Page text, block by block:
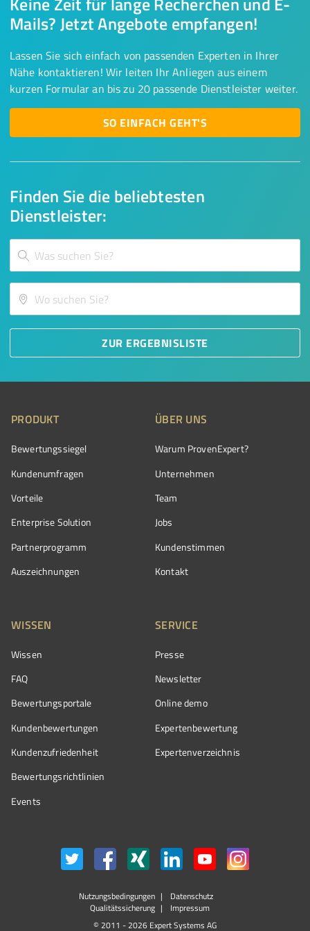
Finden Sie die beliebtesten
Dienstleister:
ZUR ERGEBNISLISTE
Mails? Jetzt Angebote empfangen!
Lassen Sie sich einfach von passenden Experten in Ihrer
Nähe kontaktieren! Wir leiten Ihr Anliegen aus einem
kurzen Formular an bis zu 20 passende Dienstleister weiter.
SO EINFACH GEHT'S
PRODUKT
Bewertungssiegel
Kundenumfragen
Vorteile
Enterprise Solution
Partnerprogramm
Auszeichnungen
ÜBER UNS
Warum ProvenExpert?
Unternehmen
Team
Jobs
Kundenstimmen
Kontakt
WISSEN
Wissen
FAQ
Bewertungsportale
Kundenbewertungen
Kundenzufriedenheit
Bewertungs­richtlinien
Events
SERVICE
Presse
Newsletter
Online demo
Expertenbewertung
Expertenverzeichnis
Nutzungsbedingungen
Datenschutz
Qualitätssicherung
Impressum
© 2011 - 2026 Expert Systems AG